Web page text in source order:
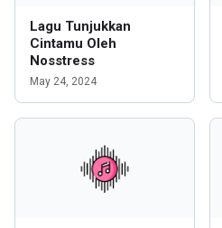
Lagu Tunjukkan
Cintamu Oleh
Nosstress
May 24, 2024